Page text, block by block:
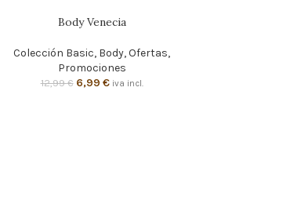
Body Venecia
Colección Basic, Body,Ofertas,
Promociones
12,99€ 6,99 € iva incl.